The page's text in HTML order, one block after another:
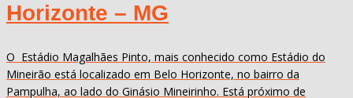
Horizonte – MG
O Estádio Magalhães Pinto, mais conhecido como Estádio do
Mineirão está localizado em Belo Horizonte, no bairro da
Pampulha, ao lado do Ginásio Mineirinho. Está próximo de